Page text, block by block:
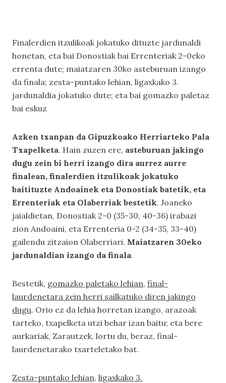
Finalerdien itzulikoak jokatuko dituzte jardunaldi
honetan, eta bai Donostiak bai Errenteriak 2-0eko
errenta dute; maiatzaren 30ko asteburuan izango
da finala; zesta-puntako lehian, ligaxkako 3.
jardunaldia jokatuko dute; eta bai gomazko paletaz
bai eskuz
Azken txanpan da Gipuzkoako Herriarteko Pala
Txapelketa. Hain zuzen ere, asteburuan jakingo
dugu zein bi herri izango dira aurrez aurre
finalean, finalerdien itzulikoak jokatuko
baitituzte Andoainek eta Donostiak batetik, eta
Errenteriak eta Olaberriak bestetik. Joaneko
jaialdietan, Donostiak 2-0 (35-30, 40-36) irabazi
zion Andoaini, eta Errenteria 0-2 (34-35, 33-40)
gailendu zitzaion Olaberriari. Maiatzaren 30eko
jardunaldian izango da finala.
Bestetik, gomazko paletako lehian, final-
laurdenetara zein herri sailkatuko diren jakingo
dugu. Orio ez da lehia horretan izango, arazoak
tarteko, txapelketa utzi behar izan baitu; eta bere
aurkariak, Zarautzek, lortu du, beraz, final-
laurdenetarako txarteletako bat.
Zesta-puntako lehian, ligaxkako 3.